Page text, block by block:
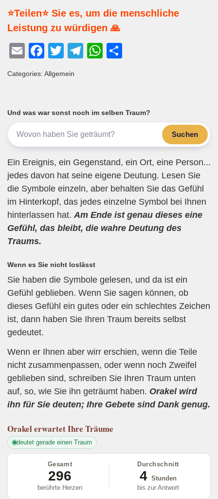
⭐Teilen⭐ Sie es, um die menschliche
Leistung zu würdigen 🙏
E
ail
F
c
b
o
o
k
T
tt
T
a
m
W
A
p
p
Categories: Allgemein
Und was war sonst noch im selben Traum?
Suchen
Ein Ereignis, ein Gegenstand, ein Ort, eine Person...
jedes davon hat seine eigene Deutung. Lesen Sie
die Symbole einzeln, aber behalten Sie das Gefühl
im Hinterkopf, das jedes einzelne Symbol bei Ihnen
hinterlassen hat. Am Ende ist genau dieses eine
Gefühl, das bleibt, die wahre Deutung des
Traums.
Wenn es Sie nicht loslässt
Sie haben die Symbole gelesen, und da ist ein
Gefühl geblieben. Wenn Sie sagen können, ob
dieses Gefühl ein gutes oder ein schlechtes Zeichen
ist, dann haben Sie Ihren Traum bereits selbst
gedeutet.
Wenn er Ihnen aber wirr erschien, wenn die Teile
nicht zusammenpassen, oder wenn noch Zweifel
geblieben sind, schreiben Sie Ihren Traum unten
auf, so, wie Sie ihn geträumt haben. Orakel wird
ihn für Sie deuten; Ihre Gebete sind Dank genug.
Orakelerwartet Ihre Träume
deutet gerade einen Traum
Gesamt
296
berührte Herzen
Durchschnitt
4 Stunden
bis zur Antwort